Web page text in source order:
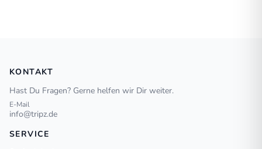
KONTAKT
Hast Du Fragen? Gerne helfen wir Dir weiter.
E-Mail
info@tripz.de
SERVICE